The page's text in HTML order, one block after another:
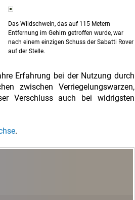
Das Wildschwein, das auf 115 Metern
Entfernung im Gehirn getroffen wurde, war
nach einem einzigen Schuss der Sabatti Rover
auf der Stelle.
Erfahrung bei der Nutzung durch
zwischen Verriegelungswarzen,
Verschluss auch bei widrigsten
.